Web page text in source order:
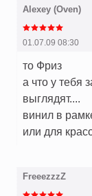
Alexey (Oven)
01.07.09 08:30
то Фриз
а что у тебя
выглядят....
винил в
или для
FreeezzzZ